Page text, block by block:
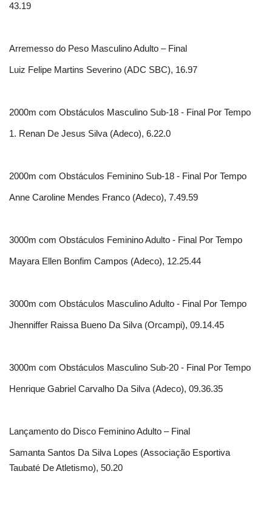
43.19
Arremesso do Peso Masculino Adulto – Final
Luiz Felipe Martins Severino (ADC SBC), 16.97
2000m com Obstáculos Masculino Sub-18 - Final Por Tempo
1. Renan De Jesus Silva (Adeco), 6.22.0
2000m com Obstáculos Feminino Sub-18 - Final Por Tempo
Anne Caroline Mendes Franco (Adeco), 7.49.59
3000m com Obstáculos Feminino Adulto - Final Por Tempo
Mayara Ellen Bonfim Campos (Adeco), 12.25.44
3000m com Obstáculos Masculino Adulto - Final Por Tempo
Jhenniffer Raissa Bueno Da Silva (Orcampi), 09.14.45
3000m com Obstáculos Masculino Sub-20 - Final Por Tempo
Henrique Gabriel Carvalho Da Silva (Adeco), 09.36.35
Lançamento do Disco Feminino Adulto – Final
Samanta Santos Da Silva Lopes (Associação Esportiva
Taubaté De Atletismo), 50.20